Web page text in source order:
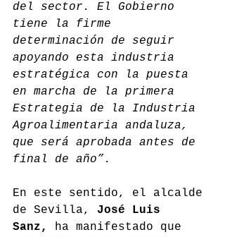
del sector. El Gobierno
tiene la firme
determinación de seguir
apoyando esta industria
estratégica con la puesta
en marcha de la primera
Estrategia de la Industria
Agroalimentaria andaluza,
que será aprobada antes de
final de año”.
En este sentido, el alcalde
de Sevilla, José Luis
Sanz,
ha manifestado que